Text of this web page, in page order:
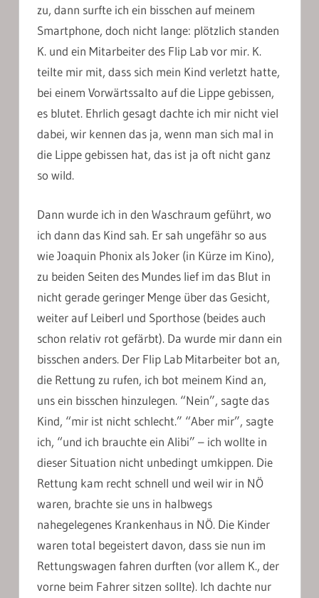
zu, dann surfte ich ein bisschen auf meinem
Smartphone, doch nicht lange: plötzlich standen
K. und ein Mitarbeiter des Flip Lab vor mir. K.
teilte mir mit, dass sich mein Kind verletzt hatte,
bei einem Vorwärtssalto auf die Lippe gebissen,
es blutet. Ehrlich gesagt dachte ich mir nicht viel
dabei, wir kennen das ja, wenn man sich mal in
die Lippe gebissen hat, das ist ja oft nicht ganz
so wild.
Dann wurde ich in den Waschraum geführt, wo
ich dann das Kind sah. Er sah ungefähr so aus
wie Joaquin Phonix als Joker (in Kürze im Kino),
zu beiden Seiten des Mundes lief im das Blut in
nicht gerade geringer Menge über das Gesicht,
weiter auf Leiberl und Sporthose (beides auch
schon relativ rot gefärbt). Da wurde mir dann ein
bisschen anders. Der Flip Lab Mitarbeiter bot an,
die Rettung zu rufen, ich bot meinem Kind an,
uns ein bisschen hinzulegen. “Nein”, sagte das
Kind, “mir ist nicht schlecht.” “Aber mir”, sagte
ich, “und ich brauchte ein Alibi” – ich wollte in
dieser Situation nicht unbedingt umkippen. Die
Rettung kam recht schnell und weil wir in NÖ
waren, brachte sie uns in halbwegs
nahegelegenes Krankenhaus in NÖ. Die Kinder
waren total begeistert davon, dass sie nun im
Rettungswagen fahren durften (vor allem K., der
vorne beim Fahrer sitzen sollte). Ich dachte nur